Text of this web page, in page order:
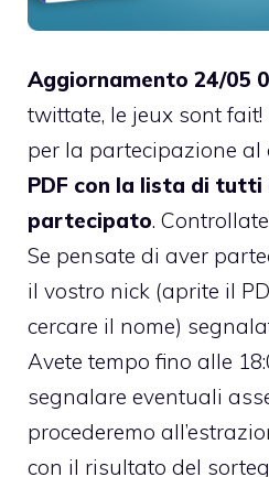
Aggiornamento 24/05
twittate, le jeux sont fait!
per la partecipazione al
PDF con la lista di tutti
partecipato.
Se pensate di aver
il vostro nick (aprite il
cercare il nome)
Avete tempo fino alle
segnalare eventuali
procederemo
con il risultato del